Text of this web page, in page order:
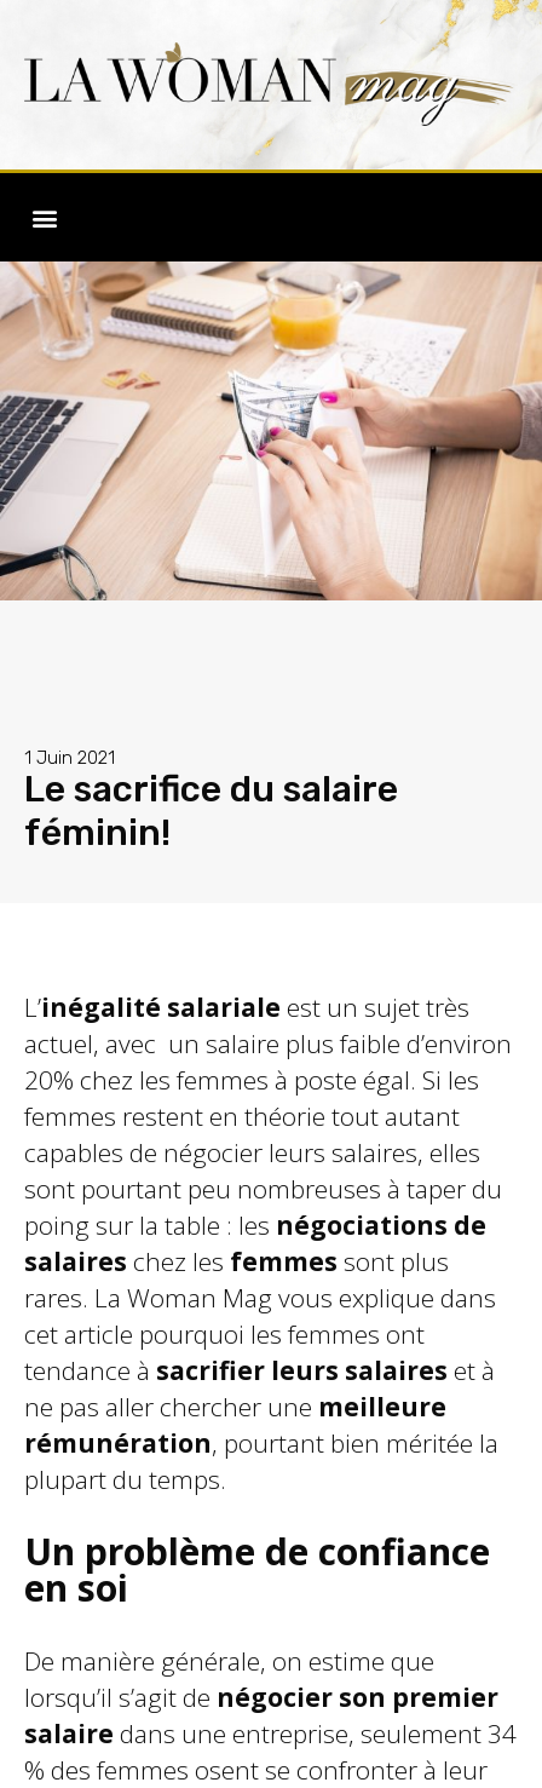
1 Juin 2021
Le sacrifice du salaire
féminin!
L’inégalité salariale est un sujet très
actuel, avec un salaire plus faible d’environ
20% chez les femmes à poste égal. Si les
femmes restent en théorie tout autant
capables de négocier leurs salaires, elles
sont pourtant peu nombreuses à taper du
poing sur la table : les négociations de
salaires chez les femmes sont plus
rares. La Woman Magvous explique dans
cet article pourquoi les femmes ont
tendance à sacrifier leurs salaires et à
ne pas aller chercher une meilleure
rémunération, pourtant bien méritée la
plupart du temps.
Un problème de confiance
en soi
De manière générale, on estime que
lorsqu’il s’agit de négocier son premier
salaire dans une entreprise, seulement 34
% des femmes osent se confronter à leur